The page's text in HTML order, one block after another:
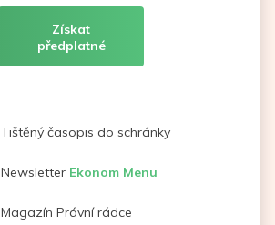
Získat
předplatné
Tištěný časopis do schránky
Newsletter Ekonom Menu
Magazín Právní rádce